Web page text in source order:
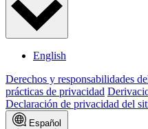
English
Derechos y responsabilidades
prácticas de privacidad
Declaración de privacidad del
Español